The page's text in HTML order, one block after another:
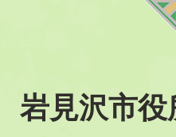
岩見沢市役